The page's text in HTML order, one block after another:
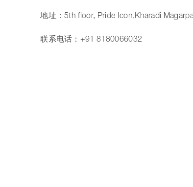
地址：5th floor, Pride Icon,Kharadi
联系电话：+91 8180066032